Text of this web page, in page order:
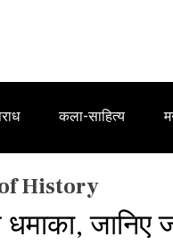
कला-साहित्य
History
धमाका,